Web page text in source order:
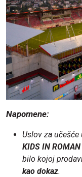
Napomene:
Uslov za učešće
KIDS IN
bilo kojoj
kao dokaz.